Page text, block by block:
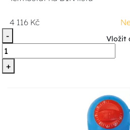
4 116 Kč
-
+
Vložit